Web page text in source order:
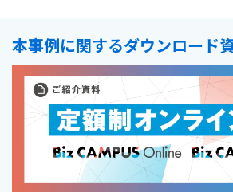
本事例に関するダウンロード